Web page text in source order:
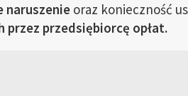
naruszenieoraz konieczność
przedsiębiorcę opłat.